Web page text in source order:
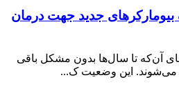
بیومارکرهای جدید جهت درمان‌
آن‌که تا سال‌ها بدون مشکل باقی
می‌شوند. این وضعیت ک...